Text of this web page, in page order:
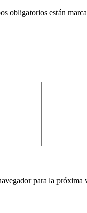
obligatorios están
para la próxima